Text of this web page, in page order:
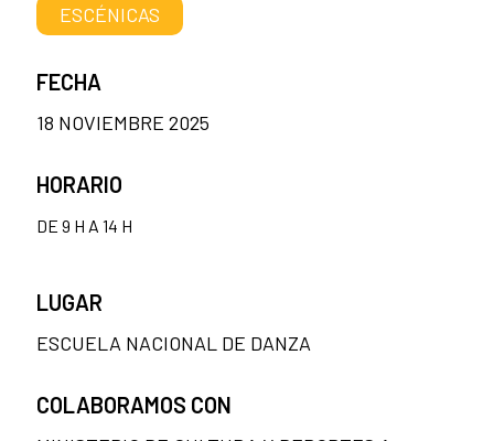
ESCÉNICAS
FECHA
18 NOVIEMBRE 2025
HORARIO
DE 9 H A 14 H
LUGAR
ESCUELA NACIONAL DE DANZA
COLABORAMOS CON